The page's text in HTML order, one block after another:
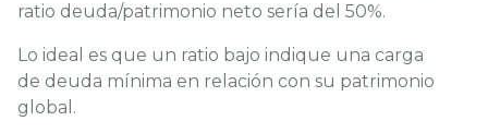
ratio deuda/patrimonio neto sería del 50%.
Lo ideal es que un ratio bajo indique una carga
de deuda mínima en relación con su patrimonio
global.